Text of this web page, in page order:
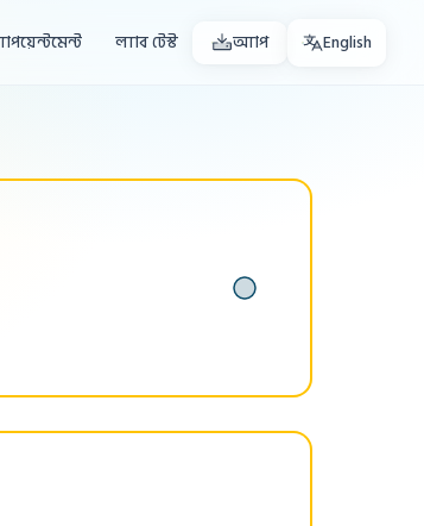
ল্যাব টেস্ট অ্যাপ English